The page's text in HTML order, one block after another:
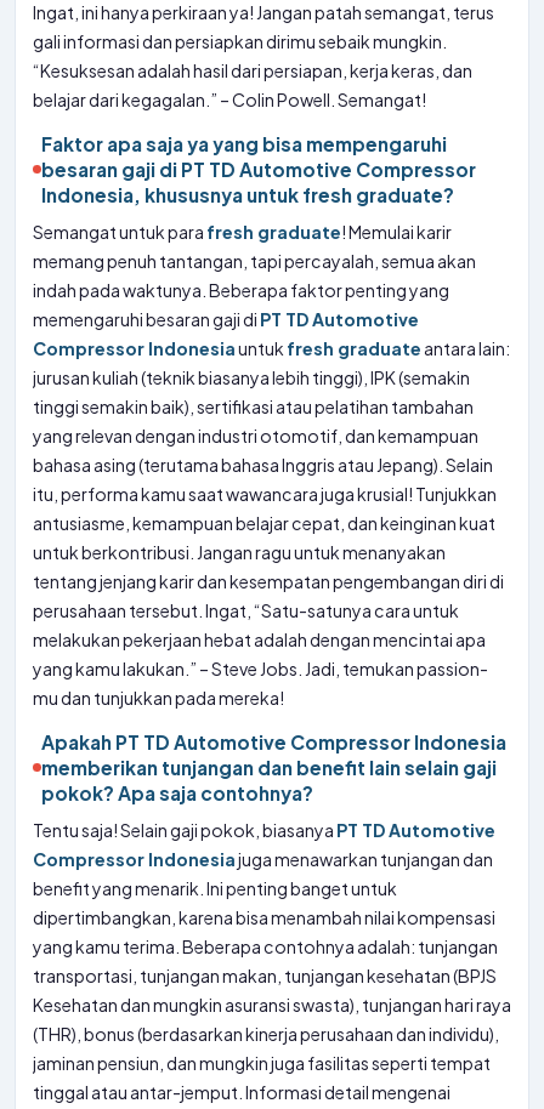
Ingat, ini hanya perkiraan ya! Jangan patah semangat, terus
gali informasi dan persiapkan dirimu sebaik mungkin.
“Kesuksesan adalah hasil dari persiapan, kerja keras, dan
belajar dari kegagalan.” – Colin Powell. Semangat!
Faktor apa saja ya yang bisa mempengaruhi
besaran gaji di PT TD Automotive Compressor
Indonesia, khususnya untuk fresh graduate?
Semangat untuk para fresh graduate! Memulai karir
memang penuh tantangan, tapi percayalah, semua akan
indah pada waktunya. Beberapa faktor penting yang
memengaruhi besaran gaji di PT TD Automotive
Compressor Indonesiauntuk fresh graduate antara lain:
jurusan kuliah (teknik biasanya lebih tinggi), IPK (semakin
tinggi semakin baik), sertifikasi atau pelatihan tambahan
yang relevan dengan industri otomotif, dan kemampuan
bahasa asing (terutama bahasa Inggris atau Jepang). Selain
itu, performa kamu saat wawancara juga krusial! Tunjukkan
antusiasme, kemampuan belajar cepat, dan keinginan kuat
untuk berkontribusi. Jangan ragu untuk menanyakan
tentang jenjang karir dan kesempatan pengembangan diri di
perusahaan tersebut. Ingat, “Satu-satunya cara untuk
melakukan pekerjaan hebat adalah dengan mencintai apa
yang kamu lakukan.” – Steve Jobs. Jadi, temukan passion-
mu dan tunjukkan pada mereka!
Apakah PT TD Automotive Compressor Indonesia
memberikan tunjangan dan benefit lain selain gaji
pokok? Apa saja contohnya?
Tentu saja! Selain gaji pokok, biasanya PT TD Automotive
Compressor Indonesiajuga menawarkan tunjangan dan
benefit yang menarik. Ini penting banget untuk
dipertimbangkan, karena bisa menambah nilai kompensasi
yang kamu terima. Beberapa contohnya adalah: tunjangan
transportasi, tunjangan makan, tunjangan kesehatan (BPJS
Kesehatan dan mungkin asuransi swasta), tunjangan hari raya
(THR), bonus (berdasarkan kinerja perusahaan dan individu),
jaminan pensiun, dan mungkin juga fasilitas seperti tempat
tinggal atau antar-jemput. Informasi detail mengenai